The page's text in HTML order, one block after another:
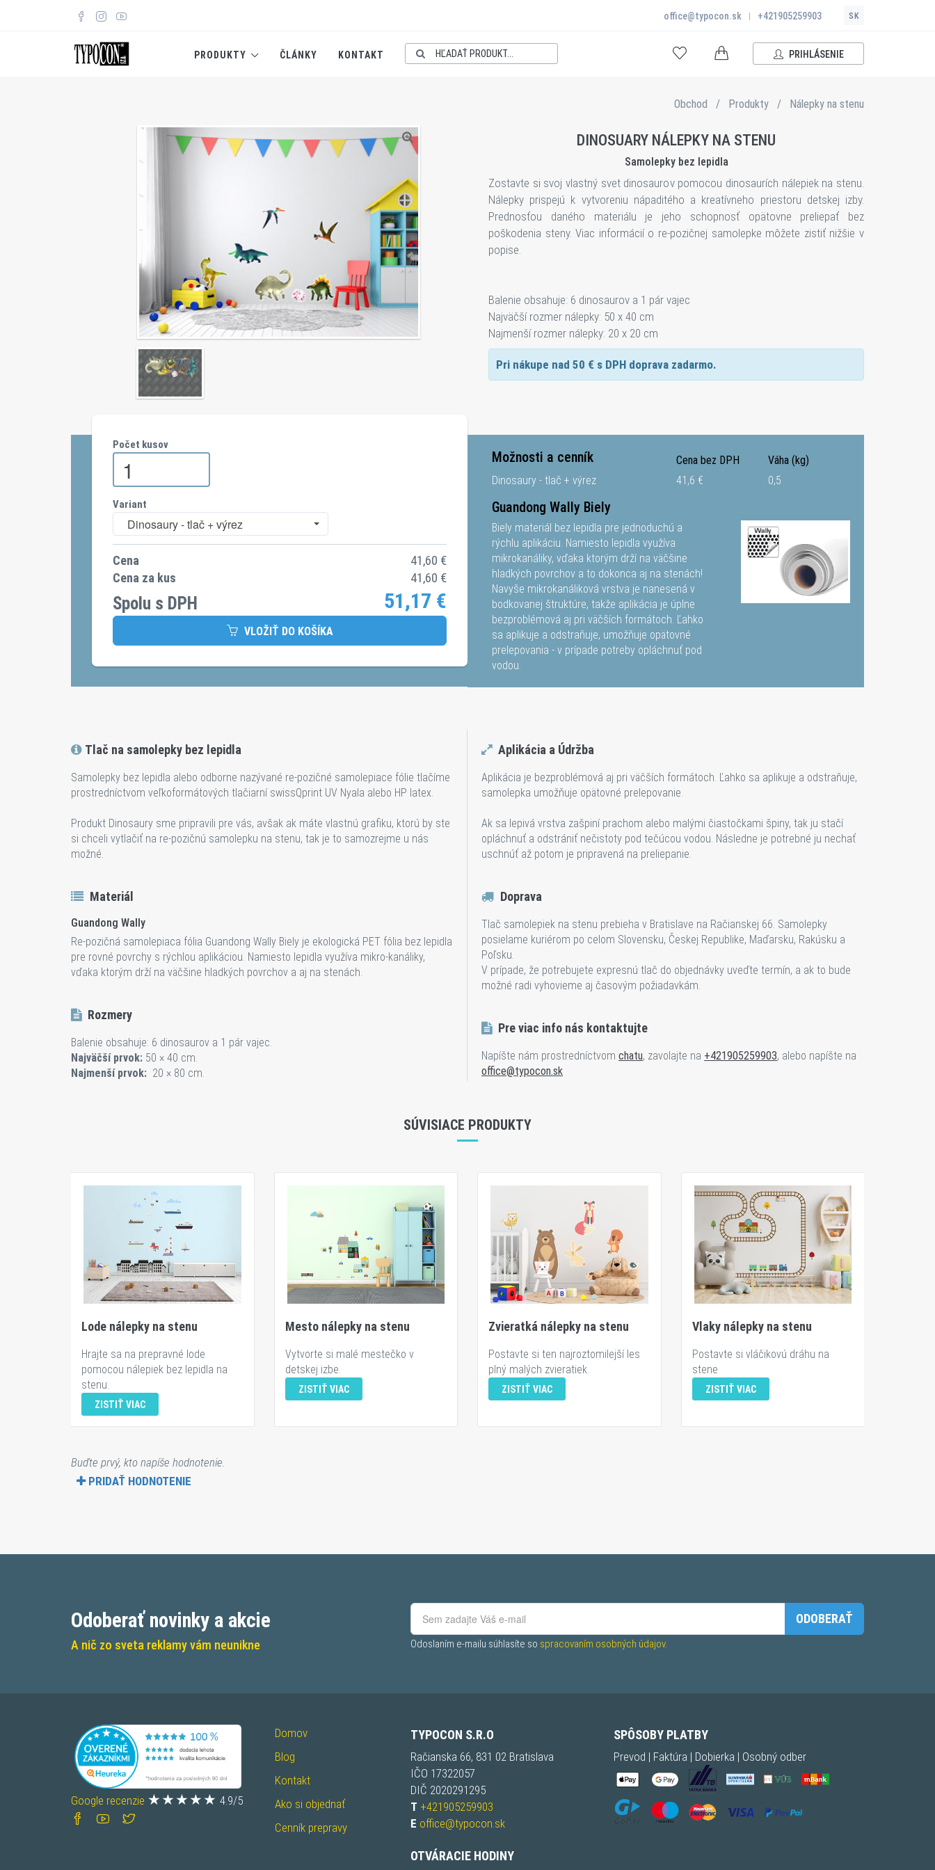
office@typocon.sk | +421905259903 SK
PRODUKTY ČLÁNKY KONTAKT PRIHLÁSENIE
Obchod / Produkty / Nálepky na stenu
DINOSUARY NÁLEPKY NA STENU
Samolepky bez lepidla
Zostavte si svoj vlastný svet dinosaurov pomocou dinosaurích nálepiek na stenu.
Nálepky prispejú k vytvoreniu nápaditého a kreatívneho priestoru detskej izby.
Prednosťou daného materiálu je jeho schopnosť opätovne preliepať bez
poškodenia steny. Viac informácií o re-pozičnej samolepke môžete zistiť nižšie v
popise.
Balenie obsahuje: 6 dinosaurov a 1 pár vajec
Najväčší rozmer nálepky: 50 x 40 cm
Najmenší rozmer nálepky: 20 x 20 cm
Pri nákupe nad 50 € s DPH doprava zadarmo.
Počet kusov
Variant
Dinosaury - tlač + výrez
Cena 41,60 €
Cena za kus
41,60 €
Spolu s DPH 51,17 €
VLOŽIŤ DO KOŠÍKA
Možnosti a cenník Cena bez DPH
Váha (kg)
Dinosaury - tlač + výrez
41,6 € 0,5
Guandong Wally Biely
Biely materiál bez lepidla pre jednoduchú a
rýchlu aplikáciu. Namiesto lepidla využíva
mikrokanáliky, vďaka ktorým drží na väčšine
hladkých povrchov a to dokonca aj na stenách!
Navyše mikrokanáliková vrstva je nanesená v
bodkovanej štruktúre, takže aplikácia je úplne
bezproblémová aj pri väčších formátoch. Ľahko
sa aplikuje a odstraňuje, umožňuje opätovné
prelepovania - v prípade potreby opláchnuť pod
vodou.
Tlač na samolepky bez lepidla
Samolepky bez lepidla alebo odborne nazývané re-pozičné samolepiace fólie tlačíme
prostredníctvom veľkoformátových tlačiarní swissQprint UV Nyala alebo HP latex.
Produkt Dinosaury sme pripravili pre vás, avšak ak máte vlastnú grafiku, ktorú by ste
si chceli vytlačiť na re-pozičnú samolepku na stenu, tak je to samozrejme u nás
možné.
Materiál
Guandong Wally
Re-pozičná samolepiaca fólia Guandong Wally Biely je ekologická PET fólia bez lepidla
pre rovné povrchy s rýchlou aplikáciou. Namiesto lepidla využíva mikro-kanáliky,
vďaka ktorým drží na väčšine hladkých povrchov a aj na stenách.
Rozmery
Balenie obsahuje: 6 dinosaurov a 1 pár vajec.
Najväčší prvok: 50 × 40 cm.
Najmenší prvok: 20 × 80 cm.
Aplikácia a Údržba
Aplikácia je bezproblémová aj pri väčších formátoch. Ľahko sa aplikuje a odstraňuje,
samolepka umožňuje opätovné prelepovanie.
Ak sa lepivá vrstva zašpiní prachom alebo malými čiastočkami špiny, tak ju stačí
opláchnuť a odstrániť nečistoty pod tečúcou vodou. Následne je potrebné ju nechať
uschnúť až potom je pripravená na preliepanie.
Doprava
Tlač samolepiek na stenu prebieha v Bratislave na Račianskej 66. Samolepky
posielame kuriérom po celom Slovensku, Českej Republike, Maďarsku, Rakúsku a
Poľsku.
V prípade, že potrebujete expresnú tlač do objednávky uveďte termín, a ak to bude
možné radi vyhovieme aj časovým požiadavkám.
Pre viac info nás kontaktujte
Napíšte nám prostredníctvom chatu, zavolajte na +421905259903, alebo napíšte na
office@typocon.sk
SÚVISIACE PRODUKTY
Lode nálepky na stenu
Hrajte sa na prepravné lode
pomocou nálepiek bez lepidla na
stenu.
ZISTIŤ VIAC
Mesto nálepky na stenu
Vytvorte si malé mestečko v
detskej izbe.
ZISTIŤ VIAC
Zvieratká nálepky na stenu
Postavte si ten najroztomilejší les
plný malých zvieratiek.
ZISTIŤ VIAC
Vlaky nálepky na stenu
Postavte si vláčikovú dráhu na
stene
ZISTIŤ VIAC
Buďte prvý, kto napíše hodnotenie.
PRIDAŤ HODNOTENIE
Odoberať novinky a akcie
A nič zo sveta reklamy vám neunikne
ODOBERAŤ
Odoslaním e-mailu súhlasíte so spracovaním osobných údajov.
Google recenzie 4.9/5
Domov
Blog
Kontakt
Ako si objednať
Cenník prepravy
TYPOCON S.R.O
Račianska 66, 831 02 Bratislava
IČO 17322057
DIČ 2020291295
T +421905259903
E office@typocon.sk
OTVÁRACIE HODINY
SPÔSOBY PLATBY
Prevod | Faktúra | Dobierka | Osobný odber